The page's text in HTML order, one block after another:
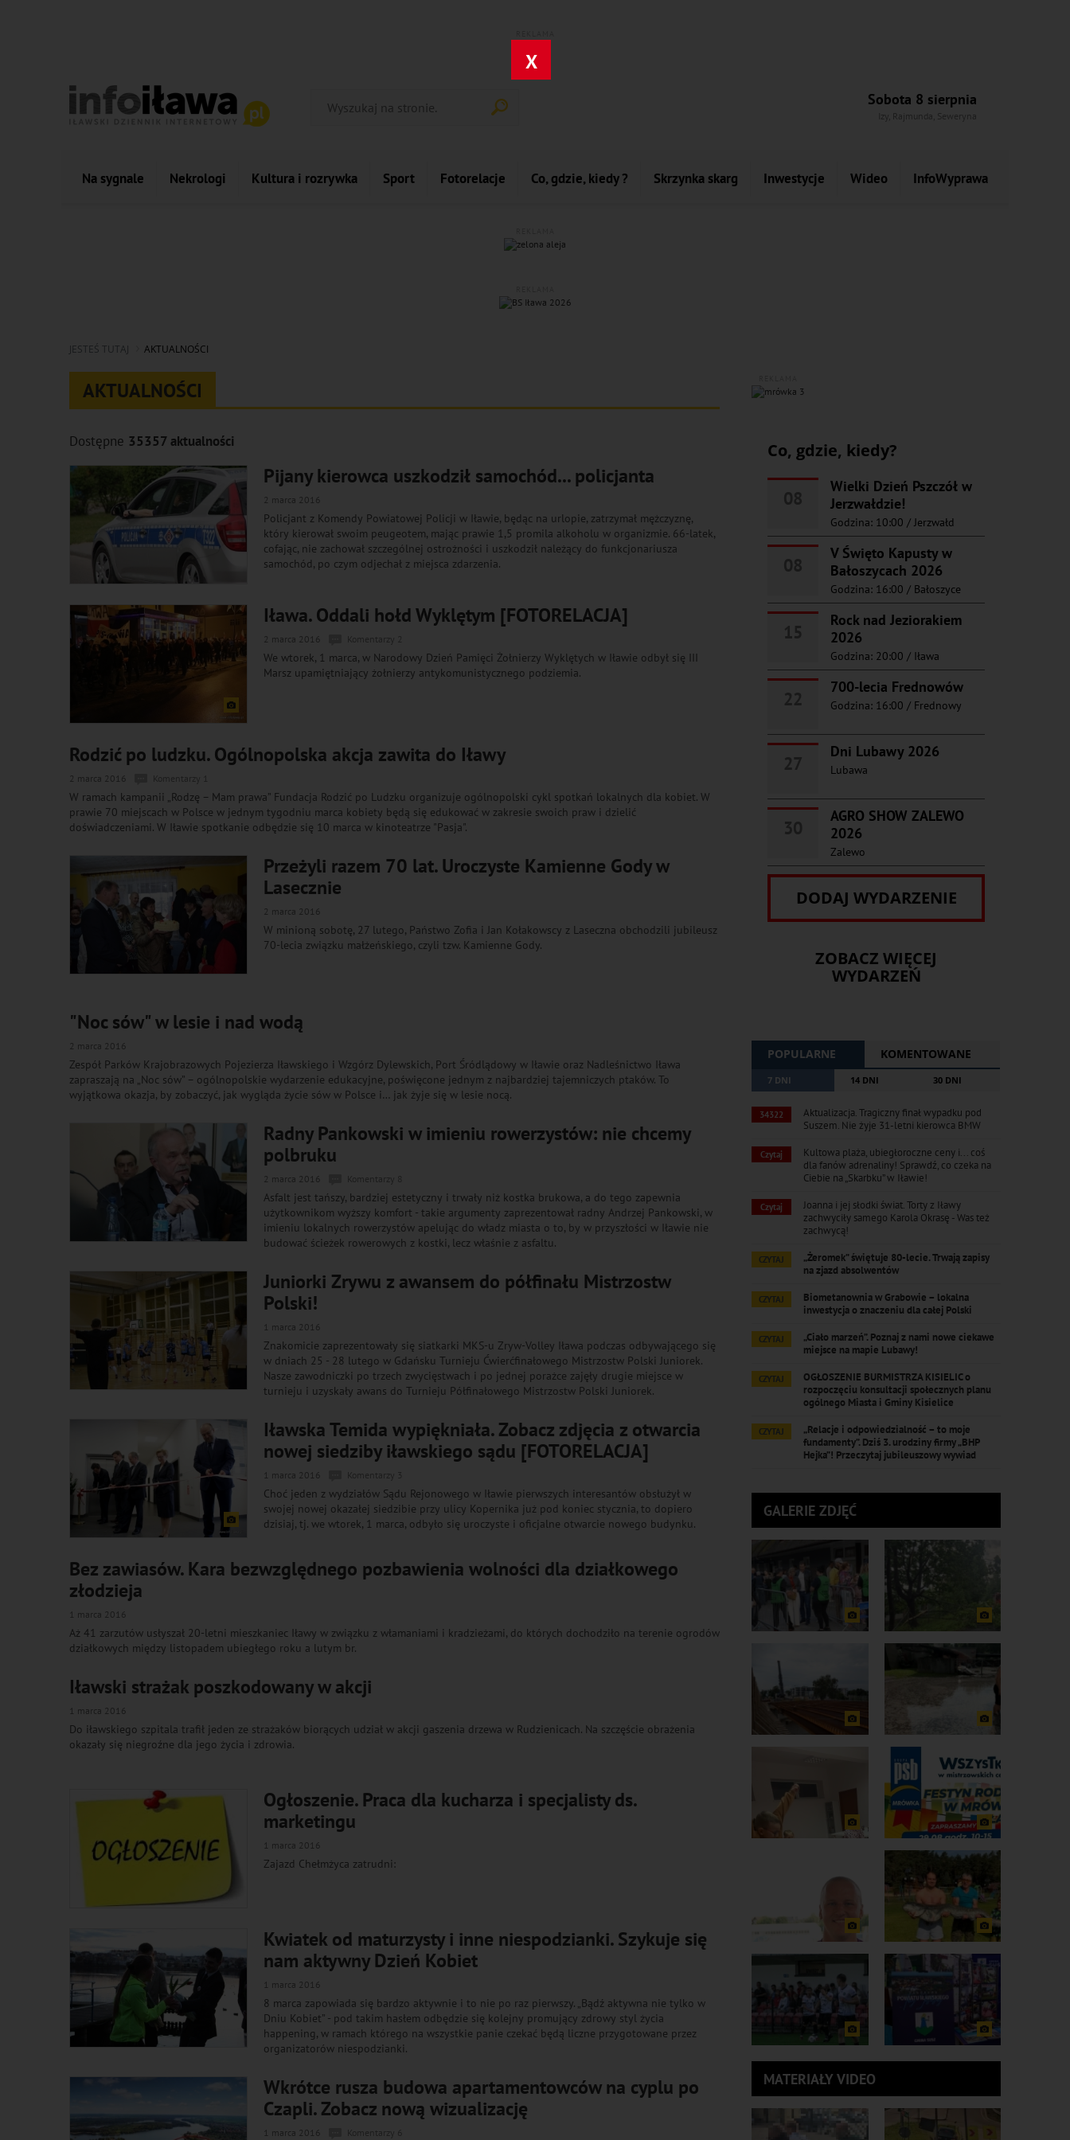
X
Sobota 8 sierpnia
Izy, Rajmunda, Seweryna
Na sygnale Nekrologi Kultura i rozrywka Sport Fotorelacje Co, gdzie, kiedy ? Skrzynka skarg Inwestycje Wideo InfoWyprawa
JESTEŚ TUTAJ AKTUALNOŚCI
AKTUALNOŚCI
Dostępne 35357 aktualności
Pijany kierowca uszkodził samochód... policjanta
2 marca 2016
Policjant z Komendy Powiatowej Policji w Iławie, będąc na urlopie, zatrzymał mężczyznę,
który kierował swoim peugeotem, mając prawie 1,5 promila alkoholu w organizmie. 66-latek,
cofając, nie zachował szczególnej ostrożności i uszkodził należący do funkcjonariusza
samochód, po czym odjechał z miejsca zdarzenia.
Iława. Oddali hołd Wyklętym [FOTORELACJA]
2 marca 2016
We wtorek, 1 marca, w Narodowy Dzień Pamięci Żołnierzy Wyklętych w Iławie odbył się III
Marsz upamiętniający żołnierzy antykomunistycznego podziemia.
Rodzić po ludzku. Ogólnopolska akcja zawita do Iławy
2 marca 2016
W ramach kampanii „Rodzę – Mam prawa” Fundacja Rodzić po Ludzku organizuje ogólnopolski cykl spotkań lokalnych dla kobiet. W
prawie 70 miejscach w Polsce w jednym tygodniu marca kobiety będą się edukować w zakresie swoich praw i dzielić
doświadczeniami. W Iławie spotkanie odbędzie się 10 marca w kinoteatrze "Pasja".
Przeżyli razem 70 lat. Uroczyste Kamienne Gody w
Lasecznie
2 marca 2016
W minioną sobotę, 27 lutego, Państwo Zofia i Jan Kołakowscy z Laseczna obchodzili jubileusz
70-lecia związku małżeńskiego, czyli tzw. Kamienne Gody.
"Noc sów" w lesie i nad wodą
2 marca 2016
Zespół Parków Krajobrazowych Pojezierza Iławskiego i Wzgórz Dylewskich, Port Śródlądowy w Iławie oraz Nadleśnictwo Iława
zapraszają na „Noc sów” – ogólnopolskie wydarzenie edukacyjne, poświęcone jednym z najbardziej tajemniczych ptaków. To
wyjątkowa okazja, by zobaczyć, jak wygląda życie sów w Polsce i… jak żyje się w lesie nocą.
Radny Pankowski w imieniu rowerzystów: nie chcemy
polbruku
2 marca 2016
Asfalt jest tańszy, bardziej estetyczny i trwały niż kostka brukowa, a do tego zapewnia
użytkownikom wyższy komfort - takie argumenty zaprezentował radny Andrzej Pankowski, w
imieniu lokalnych rowerzystów apelując do władz miasta o to, by w przyszłości w Iławie nie
budować ścieżek rowerowych z kostki, lecz właśnie z asfaltu.
Juniorki Zrywu z awansem do półfinału Mistrzostw
Polski!
1 marca 2016
Znakomicie zaprezentowały się siatkarki MKS-u Zryw-Volley Iława podczas odbywającego się
w dniach 25 - 28 lutego w Gdańsku Turnieju Ćwierćfinałowego Mistrzostw Polski Juniorek.
Nasze zawodniczki po trzech zwycięstwach i po jednej porażce zajęły drugie miejsce w
turnieju i uzyskały awans do Turnieju Półfinałowego Mistrzostw Polski Juniorek.
Iławska Temida wypiękniała. Zobacz zdjęcia z otwarcia
nowej siedziby iławskiego sądu [FOTORELACJA]
1 marca 2016
Choć jeden z wydziałów Sądu Rejonowego w Iławie pierwszych interesantów obsłużył w
swojej nowej okazałej siedzibie przy ulicy Kopernika już pod koniec stycznia, to dopiero
dzisiaj, tj. we wtorek, 1 marca, odbyło się uroczyste i oficjalne otwarcie nowego budynku.
Bez zawiasów. Kara bezwzględnego pozbawienia wolności dla działkowego
złodzieja
1 marca 2016
Aż 41 zarzutów usłyszał 20-letni mieszkaniec Iławy w związku z włamaniami i kradzieżami, do których dochodziło na terenie ogrodów
działkowych między listopadem ubiegłego roku a lutym br.
Iławski strażak poszkodowany w akcji
1 marca 2016
Do iławskiego szpitala trafił jeden ze strażaków biorących udział w akcji gaszenia drzewa w Rudzienicach. Na szczęście obrażenia
okazały się niegroźne dla jego życia i zdrowia.
Ogłoszenie. Praca dla kucharza i specjalisty ds.
marketingu
1 marca 2016
Zajazd Chełmżyca zatrudni:
Kwiatek od maturzysty i inne niespodzianki. Szykuje się
nam aktywny Dzień Kobiet
1 marca 2016
8 marca zapowiada się bardzo aktywnie i to nie po raz pierwszy. „Bądź aktywna nie tylko w
Dniu Kobiet” - pod takim hasłem odbędzie się kolejny promujący zdrowy styl życia
happening, w ramach którego na wszystkie panie czekać będą liczne przygotowane przez
organizatorów niespodzianki.
Wkrótce rusza budowa apartamentowców na cyplu po
Czapli. Zobacz nową wizualizację
1 marca 2016
Co, gdzie, kiedy?
Wielki Dzień Pszczół w
Jerzwałdzie!
Godzina: 10:00 /Jerzwałd
V Święto Kapusty w
Bałoszycach 2026
Godzina: 16:00 / Bałoszyce
Rock nad Jeziorakiem
2026
Godzina: 20:00 / Iława
700-lecia Frednowów
Godzina: 16:00 / Frednowy
Dni Lubawy 2026
Lubawa
AGRO SHOW ZALEWO
2026
Zalewo
DODAJ WYDARZENIE
ZOBACZ WIĘCEJ
WYDARZEŃ
POPULARNE KOMENTOWANE
7 DNI 14 DNI 30 DNI
34322
Aktualizacja. Tragiczny finał wypadku pod
Suszem. Nie żyje 31-letni kierowca BMW
Czytaj
Kultowa plaża, ubiegłoroczne ceny i... coś
dla fanów adrenaliny! Sprawdź, co czeka na
Ciebie na „Skarbku” w Iławie!
Czytaj
Joanna i jej słodki świat. Torty z Iławy
zachwyciły samego Karola Okrasę - Was też
zachwycą!
CZYTAJ
„Żeromek” świętuje 80-lecie. Trwają zapisy
na zjazd absolwentów
CZYTAJ
Biometanownia w Grabowie – lokalna
inwestycja o znaczeniu dla całej Polski
CZYTAJ
„Ciało marzeń”. Poznaj z nami nowe ciekawe
miejsce na mapie Lubawy!
CZYTAJ
OGŁOSZENIE BURMISTRZA KISIELIC o
rozpoczęciu konsultacji społecznych planu
ogólnego Miasta i Gminy Kisielice
CZYTAJ
„Relacje i odpowiedzialność – to moje
fundamenty”. Dziś 3. urodziny firmy „BHP
Hejka”! Przeczytaj jubileuszowy wywiad
GALERIE ZDJĘĆ
MATERIAŁY VIDEO